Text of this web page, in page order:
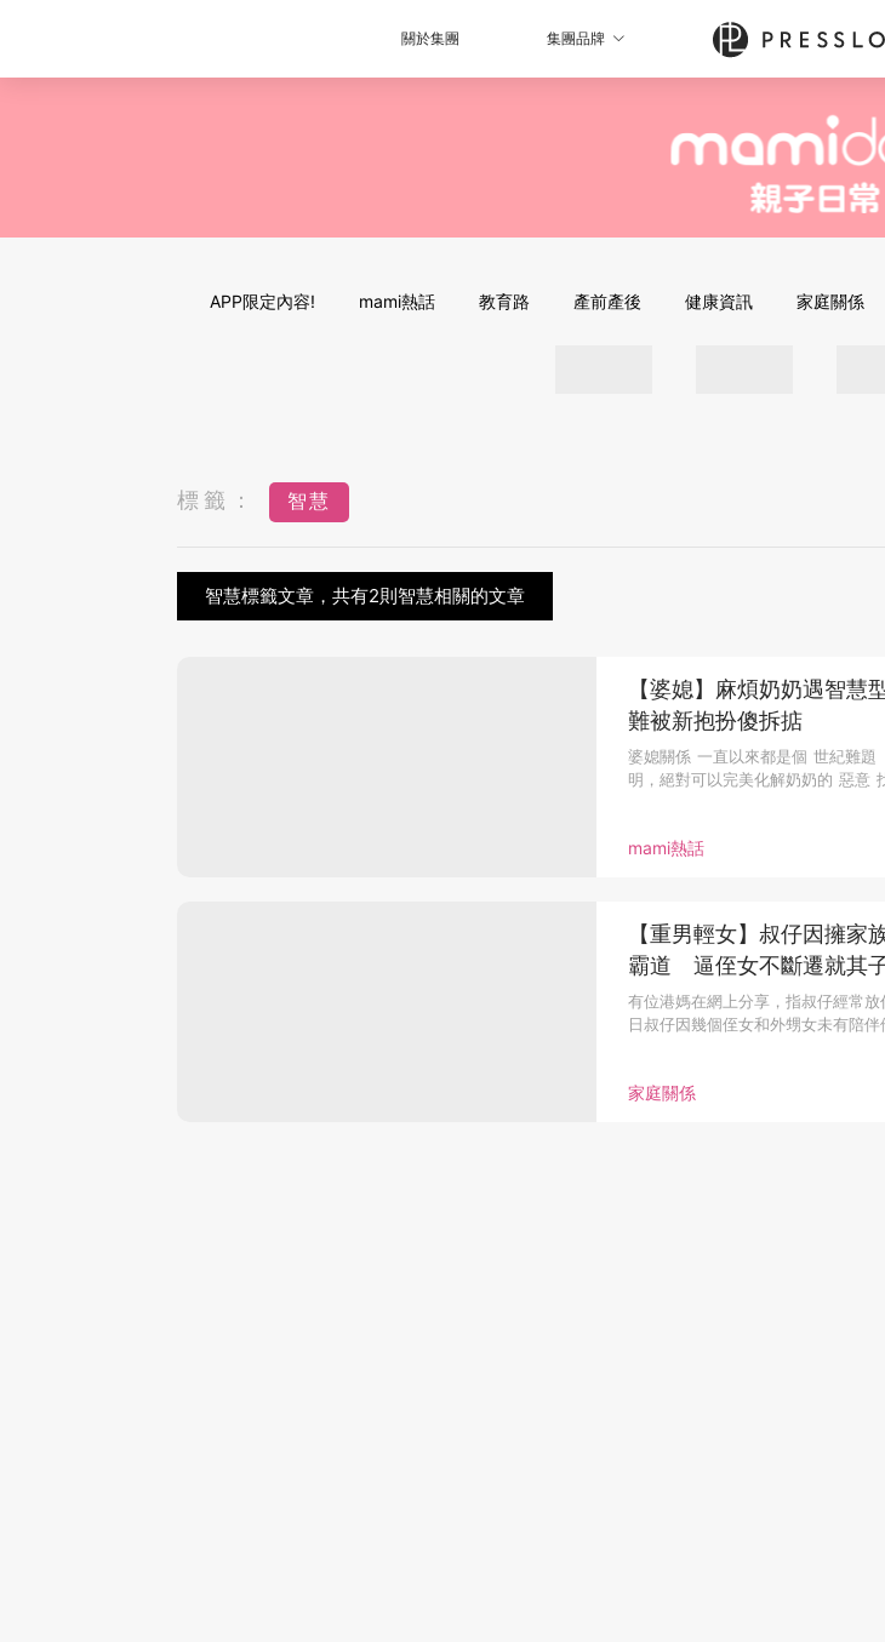
關於集團 集團品牌
APP限定內容! mami熱話 教育路 產前產後 健康資訊 家庭關係
標籤： 智慧
智慧標籤文章，共有2則智慧相關的文章
mami熱話
【婆媳】麻煩奶奶遇智慧
難被新抱扮傻拆掂
婆媳關係 一直以來都是個 世紀難題
明，絕對可以完美化解奶奶的 惡意
家庭關係
【重男輕女】叔仔因擁家
霸道 逼侄女不斷遷就其
K.O
有位港媽在網上分享，指叔仔經常
日叔仔因幾個侄女和外甥女未有陪